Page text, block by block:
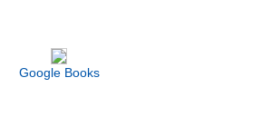
Google Books